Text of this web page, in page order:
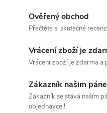
Ověřený obchod
Přečtěte si skutečné
Vrácení zboží je
Vrácení zboží je zdarma a
Zákazník našim
Zákazník se stává naším
objednávce !